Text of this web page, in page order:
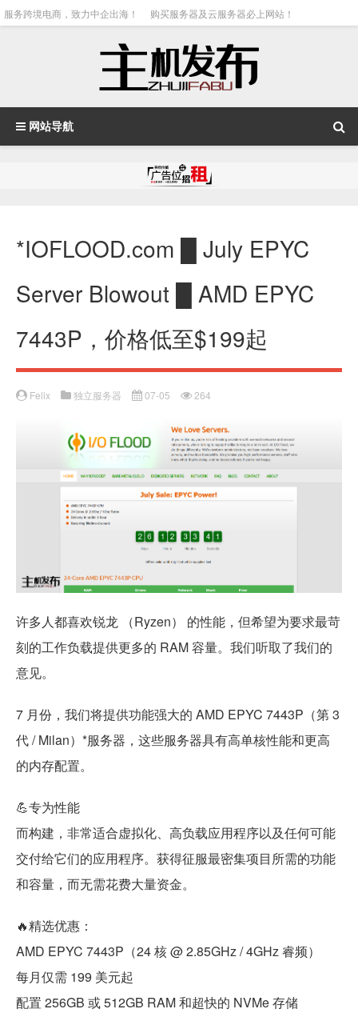
服务跨境电商，致力中企出海！ 购买服务器及云服务器必上网站！
网站导航
*IOFLOOD.com █ July EPYC
Server Blowout █ AMD EPYC
7443P，价格低至$199起
Felix 独立服务器 07-05 264
许多人都喜欢锐龙 （Ryzen） 的性能，但希望为要求最苛
刻的工作负载提供更多的 RAM 容量。我们听取了我们的
意见。
7 月份，我们将提供功能强大的 AMD EPYC 7443P（第 3
代 / Milan）*服务器，这些服务器具有高单核性能和更高
的内存配置。
💪专为性能
而构建，非常适合虚拟化、高负载应用程序以及任何可能
交付给它们的应用程序。获得征服最密集项目所需的功能
和容量，而无需花费大量资金。
🔥精选优惠：
AMD EPYC 7443P（24 核 @ 2.85GHz / 4GHz 睿频）
每月仅需 199 美元起
配置 256GB 或 512GB RAM 和超快的 NVMe 存储